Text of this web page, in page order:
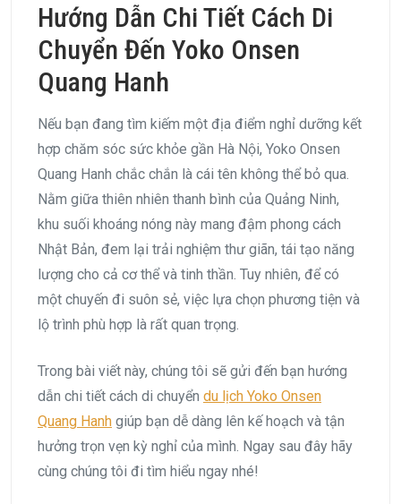
Hướng Dẫn Chi Tiết Cách Di
Chuyển Đến Yoko Onsen
Quang Hanh
Nếu bạn đang tìm kiếm một địa điểm nghỉ dưỡng kết
hợp chăm sóc sức khỏe gần Hà Nội, Yoko Onsen
Quang Hanh chắc chắn là cái tên không thể bỏ qua.
Nằm giữa thiên nhiên thanh bình của Quảng Ninh,
khu suối khoáng nóng này mang đậm phong cách
Nhật Bản, đem lại trải nghiệm thư giãn, tái tạo năng
lượng cho cả cơ thể và tinh thần. Tuy nhiên, để có
một chuyến đi suôn sẻ, việc lựa chọn phương tiện và
lộ trình phù hợp là rất quan trọng.
Trong bài viết này, chúng tôi sẽ gửi đến bạn hướng
dẫn chi tiết cách di chuyển du lịch Yoko Onsen
Quang Hanh giúp bạn dễ dàng lên kế hoạch và tận
hưởng trọn vẹn kỳ nghỉ của mình. Ngay sau đây hãy
cùng chúng tôi đi tìm hiểu ngay nhé!